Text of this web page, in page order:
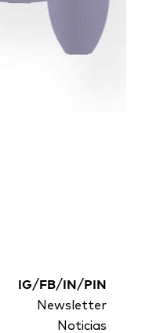
IG/ FB/ IN / PIN
Newsletter
Noticias